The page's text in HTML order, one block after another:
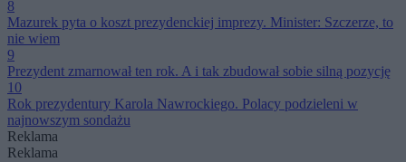
8
Mazurek pyta o koszt prezydenckiej imprezy. Minister: Szczerze, to
nie wiem
9
Prezydent zmarnował ten rok. A i tak zbudował sobie silną pozycję
10
Rok prezydentury Karola Nawrockiego. Polacy podzieleni w
najnowszym sondażu
Reklama
Reklama